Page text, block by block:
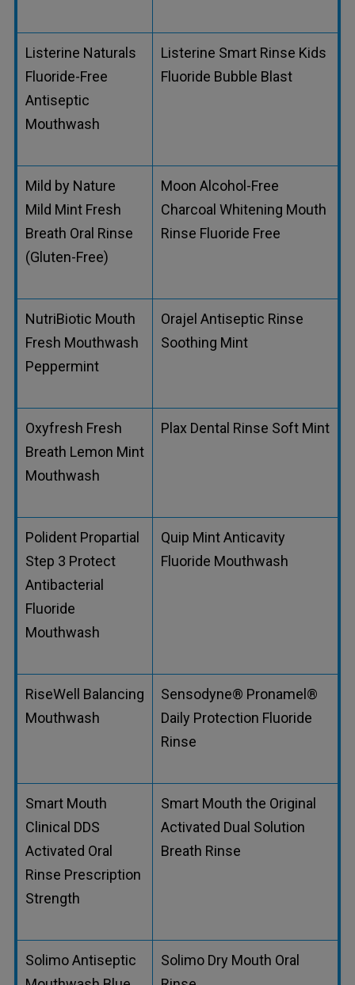
Listerine Naturals
Fluoride-Free
Antiseptic
Mouthwash
Listerine Smart Rinse Kids
Fluoride Bubble Blast
Mild by Nature
Mild Mint Fresh
Breath Oral Rinse
(Gluten-Free)
Moon Alcohol-Free
Charcoal Whitening Mouth
Rinse Fluoride Free
NutriBiotic Mouth
Fresh Mouthwash
Peppermint
Orajel Antiseptic Rinse
Soothing Mint
Oxyfresh Fresh
Breath Lemon Mint
Mouthwash
Plax Dental Rinse Soft Mint
Polident Propartial
Step 3 Protect
Antibacterial
Fluoride
Mouthwash
Quip Mint Anticavity
Fluoride Mouthwash
RiseWell Balancing
Mouthwash
Sensodyne® Pronamel®
Daily Protection Fluoride
Rinse
Smart Mouth
Clinical DDS
Activated Oral
Rinse Prescription
Strength
Smart Mouth the Original
Activated Dual Solution
Breath Rinse
Solimo Antiseptic
Solimo Dry Mouth Oral